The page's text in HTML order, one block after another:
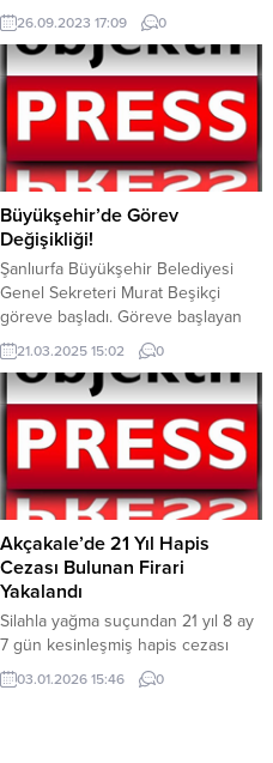
oldu.Peru’da düzenlenen Para
Atıcılık Dünya Şampiyonası’nda
Bursa Büyükşehir Belediyesporlu
Aysel Özgan, şampiyon oldu. Lima
kentinde 19-29 Eylül tarihleri
arasında gerçekleştirilen
organizasyonda 10 M Havalı
Tabanca Kadınlar (P2) SH1
disiplininde Türkiye’yi temsil eden
Bursa Büyükşehir Belediyesporlu...
26.09.2023 17:09 0
Büyükşehir’de Görev
Değişikliği!
Şanlıurfa Büyükşehir Belediyesi
Genel Sekreteri Murat Beşikçi
göreve başladı. Göreve başlayan
Beşikçi, Başkan Gülpınar’a
teşekkürlerini sundu. Beşikçi Urfa
halkına hitaben şunları söyledi:
“Tarih boyunca medeniyetlere ev
sahipliği yapmış, kültürü,
gelenekleri ve misafirperver
insanlarıyla ülkemizin en özel
şehirlerinden biri olan
Peygamberler Şehri Şanlıurfa’ya
hizmet edecek olmanın gururunu
ve sorumluluğunu taşıyorum. Bu...
21.03.2025 15:02 0
Akçakale’de 21 Yıl Hapis
Cezası Bulunan Firari
Yakalandı
Silahla yağma suçundan 21 yıl 8 ay
7 gün kesinleşmiş hapis cezası
bulunan M.G., İl Emniyet Müdürlüğü
ekiplerinin Akçakale’de düzenlediği
03.01.2026 15:46 0